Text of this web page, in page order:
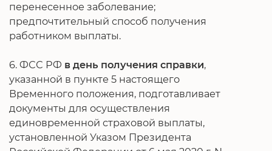
перенесенное заболевание;
предпочтительный способ получения
работником выплаты.
6. ФСС РФ в день получения справки,
указанной в пункте 5 настоящего
Временного положения, подготавливает
документы для осуществления
единовременной страховой выплаты,
установленной Указом Президента